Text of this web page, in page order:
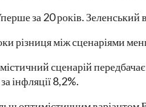
за 20 років.
різниця між сценаріями
сценарій
інфляції 8,2%.